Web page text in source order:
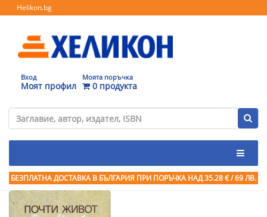
Helikon.bg
Вход
Моят профил
Моята поръчка
0 продукта
БЕЗПЛАТНА ДОСТАВКА В БЪЛГАРИЯ ПРИ ПОРЪЧКА НАД 35.28 € / 69 ЛВ.